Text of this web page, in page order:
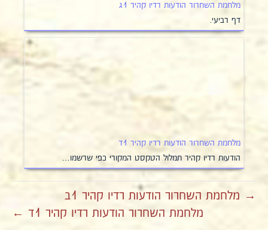
מלחמת השחרור הודעות רדיו קהיר 1ג
דף רביעי.
מלחמת השחרור הודעות רדיו קהיר 1ד
הודעות רדיו קהיר תמלול הטקסט המקורי כפי שרשמו…
→ מלחמת השחרור הודעות רדיו קהיר 1ב
מלחמת השחרור הודעות רדיו קהיר 1ד ←